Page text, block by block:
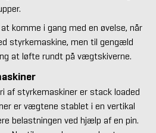
komme i gang med en øvelse, når
styrkemaskine, men til gengæld
at løfte rundt på vægtskiverne.
af styrkemaskiner er stack loaded
er vægtene stablet i en vertikal
belastningen ved hjælp af en pin.